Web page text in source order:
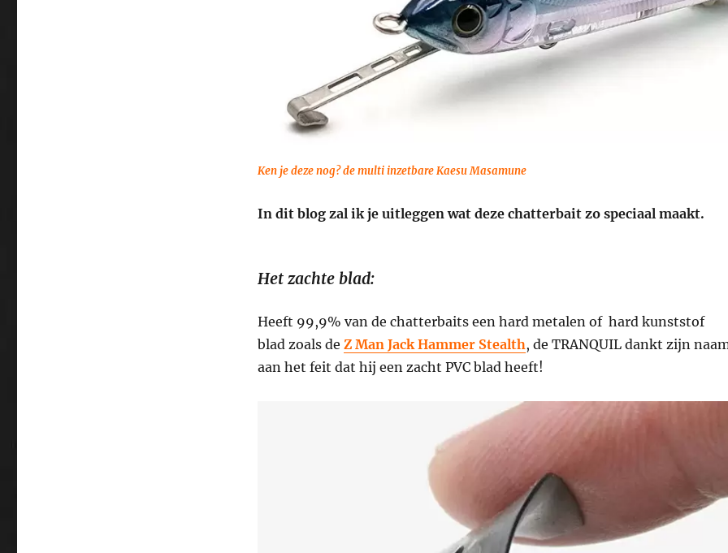
Ken je deze nog? de multi inzetbare Kaesu Masamune
In dit blog zal ik je uitleggen wat deze chatterbait zo speciaal maakt.
Het zachte blad:
Heeft 99,9% van de chatterbaits een hard metalen of hard kunststof
blad zoals de Z Man Jack Hammer Stealth, de TRANQUIL dankt zijn
aan het feit dat hij een zacht PVC blad heeft!